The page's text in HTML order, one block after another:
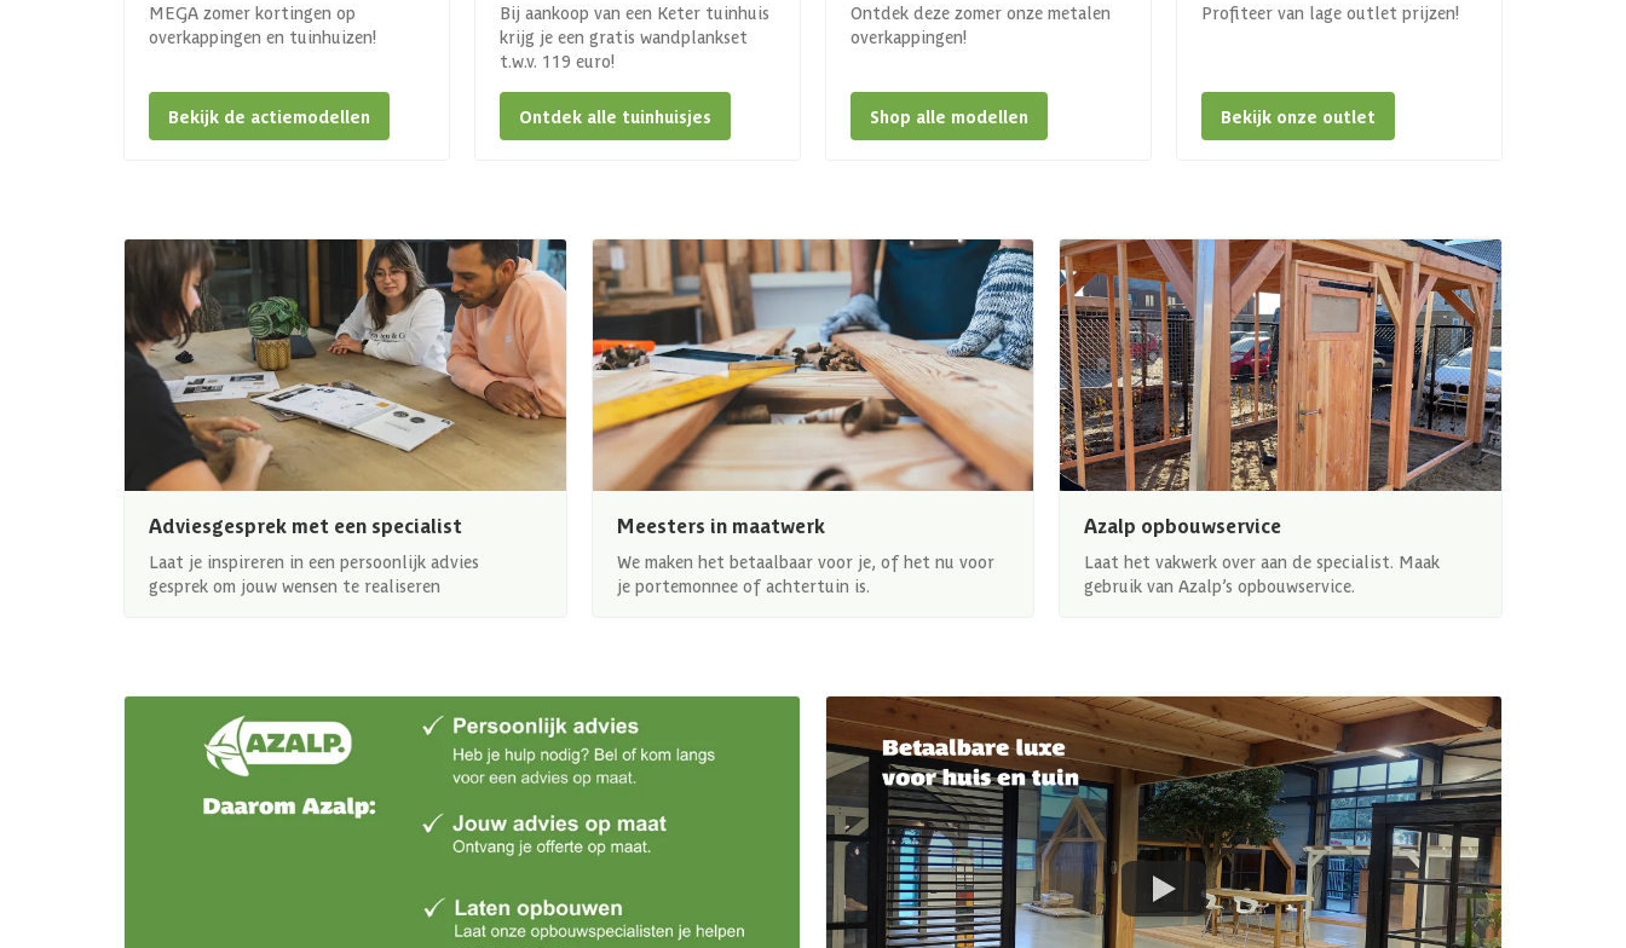
MEGA zomer kortingen op
overkappingen en tuinhuizen!
Bekijk de actiemodellen
Bij aankoop van een Keter tuinhuis
krijg je een gratis wandplankset
t.w.v. 119 euro!
Ontdek alle tuinhuisjes
Ontdek deze zomer onze metalen
overkappingen!
Shop alle modellen
Profiteer van lage outlet prijzen!
Bekijk onze outlet
Adviesgesprek met een specialist
Laat je inspireren in een persoonlijk advies
gesprek om jouw wensen te realiseren
Meesters in maatwerk
We maken het betaalbaar voor je, of het nu voor
je portemonnee of achtertuin is.
Azalp opbouwservice
Laat het vakwerk over aan de specialist. Maak
gebruik van Azalp’s opbouwservice.